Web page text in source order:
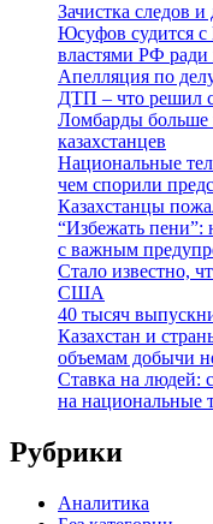
Зачистка следов
Юсуфов судится
властями РФ ради
Апелляция по
ДТП – что решил
Ломбарды больше
казахстанцев
Национальные
чем спорили
Казахстанцы
“Избежать пени”:
с важным
Стало известно,
США
40 тысяч
Казахстан и
объемам добычи
Ставка на людей:
на национальные
Рубрики
Аналитика